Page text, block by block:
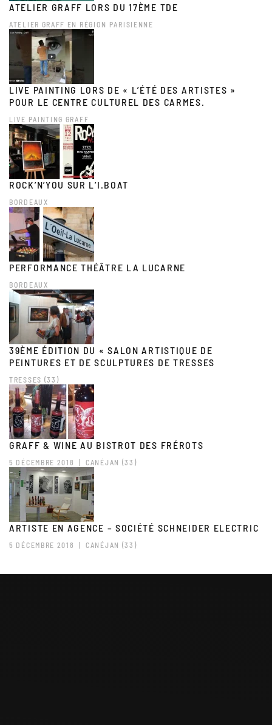
ATELIER GRAFF LORS DU 17ÈME TDE
ATELIER GRAFF EN RÉGION PARISIENNE
LIVE PAINTING LORS DE « L’ÉTÉ DES ARTISTES »
POUR LE CENTRE CULTUREL DES CARMES.
LIVE PAINTING GRAFF
ROCK’N’YOU SUR L’I.BOAT
BORDEAUX
PERFORMANCE THÉÂTRE LA LUCARNE
BORDEAUX
39ÈME ÉDITION DU « SALON ARTISTIQUE DE
PEINTURES ET DE SCULPTURES DE TRESSES
TRESSES (33)
GRAFF & WINE AU BISTROT DES FRÉROTS
5 DÉCEMBRE 2018 | CANÉJAN (33)
ARTISTE EN AGENCE – SOCIÉTÉ SCHNEIDER ELECTRIC
5 DÉCEMBRE 2018 | CANÉJAN (33)